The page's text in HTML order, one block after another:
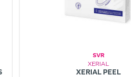
SVR
XERIAL
XERIAL PEEL